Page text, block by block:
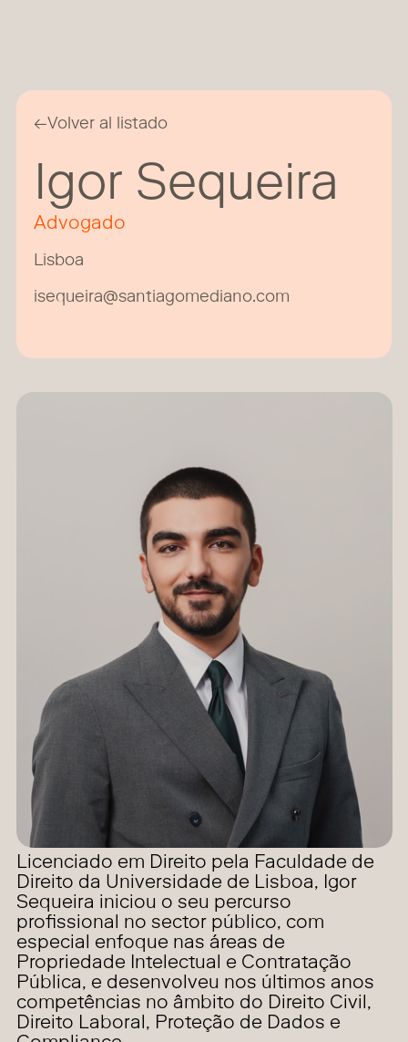
←Volver al listado
Advogado
Lisboa
isequeira@santiagomediano.com
Igor Sequeira
Licenciado em Direito pela Faculdade de
Direito da Universidade de Lisboa, Igor
Sequeira iniciou o seu percurso
profissional no sector público, com
especial enfoque nas áreas de
Propriedade Intelectual e Contratação
Pública, e desenvolveu nos últimos anos
competências no âmbito do Direito Civil,
Direito Laboral, Proteção de Dados e